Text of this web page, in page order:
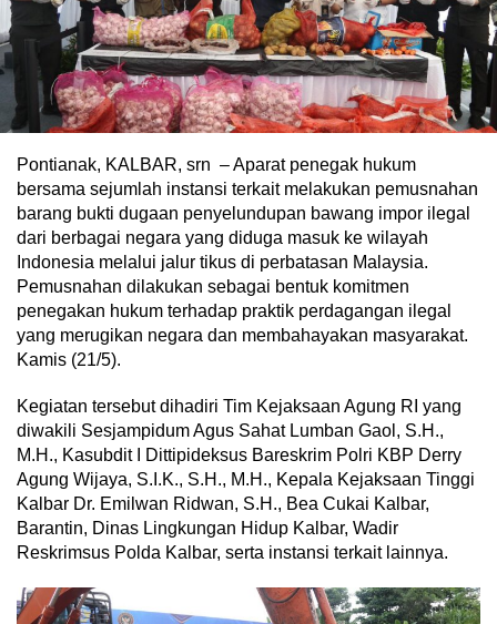
Pontianak, KALBAR, srn – Aparat penegak hukum
bersama sejumlah instansi terkait melakukan pemusnahan
barang bukti dugaan penyelundupan bawang impor ilegal
dari berbagai negara yang diduga masuk ke wilayah
Indonesia melalui jalur tikus di perbatasan Malaysia.
Pemusnahan dilakukan sebagai bentuk komitmen
penegakan hukum terhadap praktik perdagangan ilegal
yang merugikan negara dan membahayakan masyarakat.
Kamis (21/5).
Kegiatan tersebut dihadiri Tim Kejaksaan Agung RI yang
diwakili Sesjampidum Agus Sahat Lumban Gaol, S.H.,
M.H., Kasubdit I Dittipideksus Bareskrim Polri KBP Derry
Agung Wijaya, S.I.K., S.H., M.H., Kepala Kejaksaan Tinggi
Kalbar Dr. Emilwan Ridwan, S.H., Bea Cukai Kalbar,
Barantin, Dinas Lingkungan Hidup Kalbar, Wadir
Reskrimsus Polda Kalbar, serta instansi terkait lainnya.